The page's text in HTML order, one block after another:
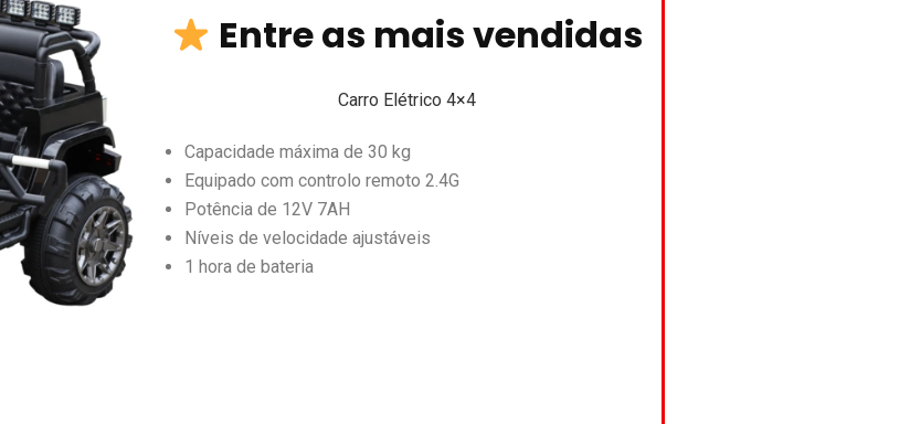
Entre as mais vendidas
Carro Elétrico 4×4
Capacidade máxima de 30 kg
Equipado com controlo remoto 2.4G
Potência de 12V 7AH
Níveis de velocidade ajustáveis
1 hora de bateria